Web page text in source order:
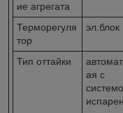
ие агрегата
Терморегуля
тор
эл.блок
Тип оттайки
ая с